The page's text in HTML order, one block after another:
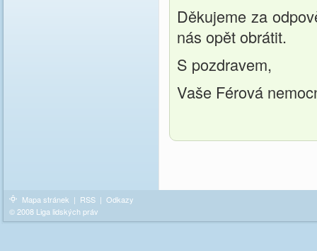
Děkujeme za
nás opět obrátit.
S pozdravem,
Vaše Férová
Mapa stránek | RSS | Odkazy
© 2008 Liga lidských práv